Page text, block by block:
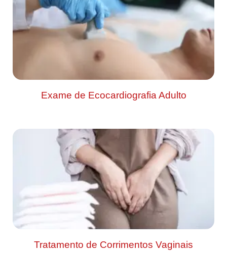
Exame de Ecocardiografia Adulto
Tratamento de Corrimentos Vaginais